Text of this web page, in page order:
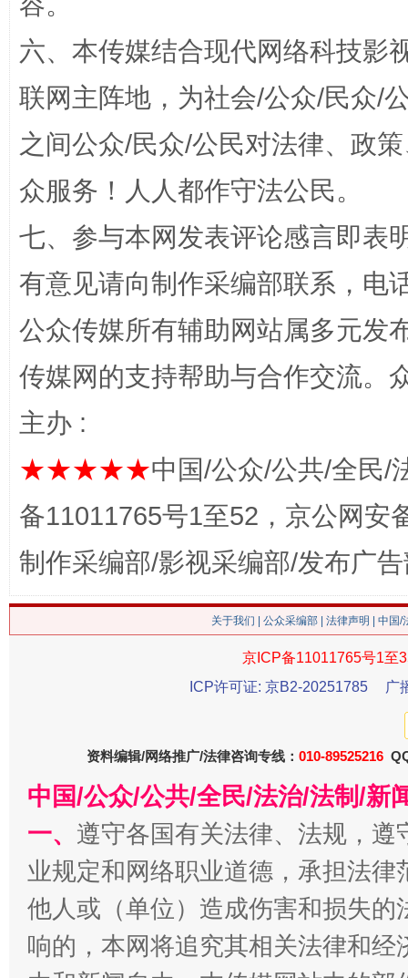
网上购药对药下症？
这是一记警钟！ 谢
今
习近平的博鳌关键词
魏明
六、本传媒结合现代网络科技影
联网主阵地，为社会/公众/民众/
之间公众/民众/公民对法律、政
众服务！人人都作守法公民。
七、参与本网发表评论感言即表
有意见请向制作采编部联系，电
公众传媒所有辅助网站属多元发
传媒网的支持帮助与合作交流。
主办 :
★★★★★中国/公众/公共/全民/
备11011765号1至52，京公网安
制作采编部/影视采编部/发布广
关于我们 公众采编部 法律声明 | 中国
京ICP备11011765号1至
ICP许可证: 京B2-20251785
广
资料编辑/网络推广/法律咨询专线： 010-89525216
中国/公众/公共/全民/法治/法制/新
一、 遵守各国有关法律、法规，
业规定和网络职业道德，承担法
他人或（单位）造成伤害和损失
响的，本网将追究其相关法律和